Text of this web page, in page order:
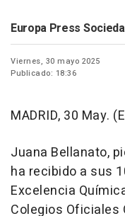
Europa Press
Viernes, 30 mayo 2025
Publicado: 18:36
MADRID, 30 May.
Juana Bellanato,
ha recibido a sus
Excelencia
Colegios Oficiales